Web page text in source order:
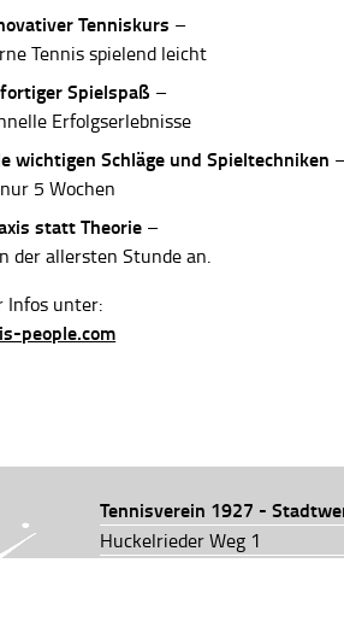
Tenniskurs –
Tennis spielend leicht
Spielspaß –
Erfolgserlebnisse
wichtigen Schläge und Spieltechniken –
5 Wochen
statt Theorie –
der allersten Stunde an.
Infos unter:
people.com
Tennisverein 1927 -
Huckelrieder Weg 1